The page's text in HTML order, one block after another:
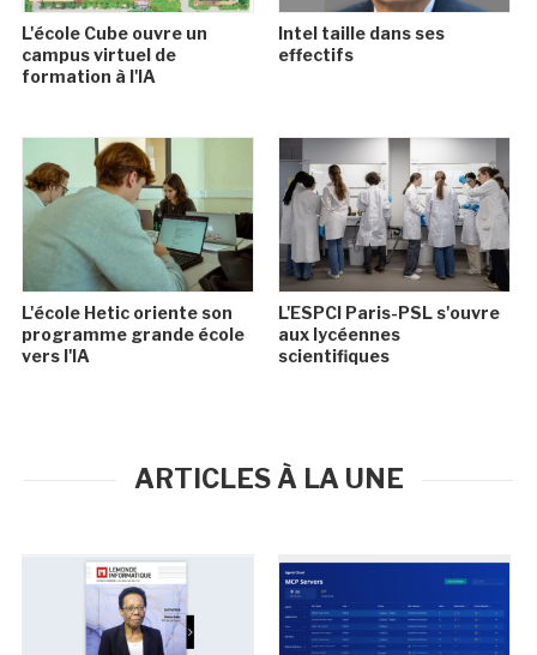
L'école Cube ouvre un
campus virtuel de
formation à l'IA
Intel taille dans ses
effectifs
L'école Hetic oriente son
programme grande école
vers l'IA
L'ESPCI Paris-PSL s'ouvre
aux lycéennes
scientifiques
ARTICLES À LA UNE